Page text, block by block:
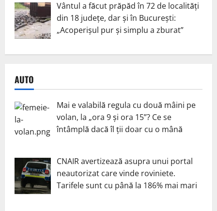
Vântul a făcut prăpăd în 72 de localități
din 18 județe, dar și în București:
„Acoperișul pur și simplu a zburat”
AUTO
Mai e valabilă regula cu două mâini pe
volan, la „ora 9 și ora 15”? Ce se
întâmplă dacă îl ții doar cu o mână
CNAIR avertizează asupra unui portal
neautorizat care vinde roviniete.
Tarifele sunt cu până la 186% mai mari